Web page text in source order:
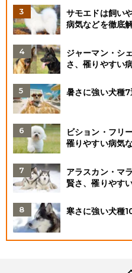
サモエドは飼い
病気などを徹底
ジャーマン・シ
さ、罹りやすい
暑さに強い犬種7
ビション・フリ
罹りやすい病気
アラスカン・マ
賢さ、罹りやす
寒さに強い犬種